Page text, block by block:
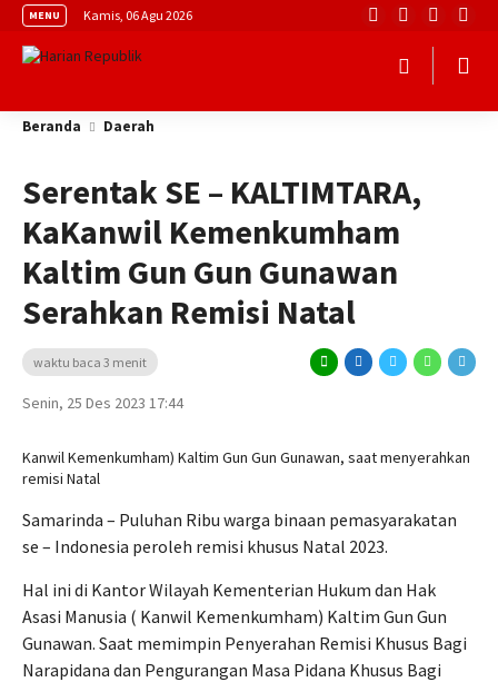
MENU Kamis, 06 Agu 2026
Beranda Daerah
Serentak SE – KALTIMTARA,
KaKanwil Kemenkumham
Kaltim Gun Gun Gunawan
Serahkan Remisi Natal
waktu baca 3 menit
Senin, 25 Des 2023 17:44
Kanwil Kemenkumham) Kaltim Gun Gun Gunawan, saat menyerahkan
remisi Natal
Samarinda – Puluhan Ribu warga binaan pemasyarakatan
se – Indonesia peroleh remisi khusus Natal 2023.
Hal ini di Kantor Wilayah Kementerian Hukum dan Hak
Asasi Manusia ( Kanwil Kemenkumham) Kaltim Gun Gun
Gunawan. Saat memimpin Penyerahan Remisi Khusus Bagi
Narapidana dan Pengurangan Masa Pidana Khusus Bagi